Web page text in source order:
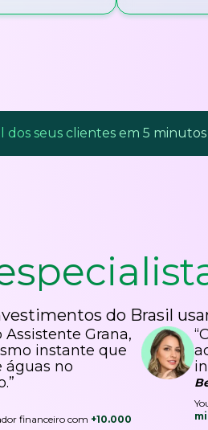
dos seus clientes em 5
do Brasil
Assistente Grana,
instante que
águas no
financeiro com +10.000